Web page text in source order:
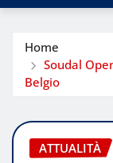
Home
Soudal
Belgio
ATTUALITÀ